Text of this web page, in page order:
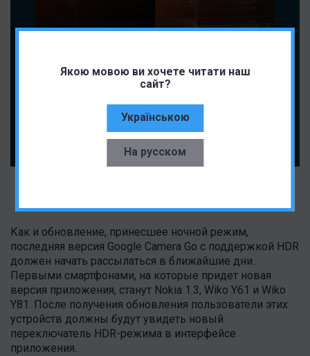
Якою мовою ви хочете читати наш
сайт?
Українською
На русском
Как и обновление, принесшее ночной режим,
последняя версия Google Camera Go с поддержкой HDR
должен начать рассылаться в ближайшие дни.
Первыми смартфонами, на которые придет новая
версия приложения, станут Nokia 1.3, Wiko Y61 и Wiko
Y81. После получения обновления пользователи этих
устройств должны будут увидеть новый
переключатель HDR-режима в интерфейсе
приложения.